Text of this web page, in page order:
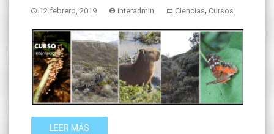
12 febrero, 2019 interadmin Ciencias, Cursos
LEER MÁS